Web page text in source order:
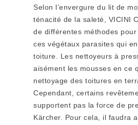
Selon l’envergure du lit de
ténacité de la saleté, VICINI
de différentes méthodes
ces végétaux parasites qui
toiture. Les nettoyeurs à
aisément les mousses en ce
nettoyage des toitures en
Cependant, certains
supportent pas la force de
Kärcher. Pour cela, il faudra